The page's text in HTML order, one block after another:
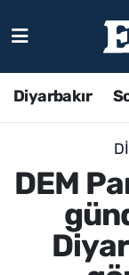
Diyarbakır
DEM